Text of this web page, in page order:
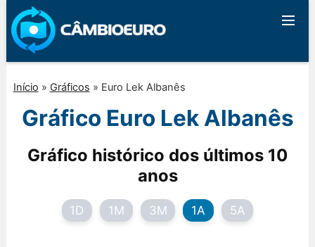
Início » Gráficos » Euro Lek Albanês
Gráfico Euro Lek Albanês
Gráfico histórico dos últimos 10
anos
1D 1M 3M 1A 5A